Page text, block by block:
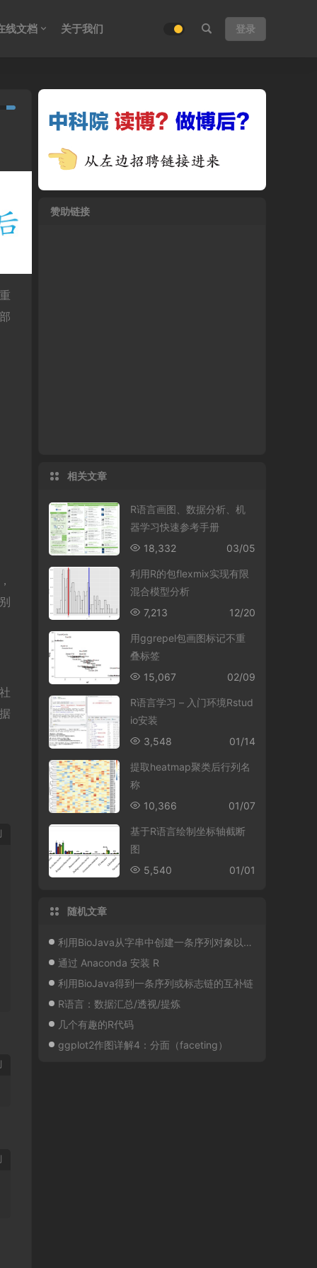
线文档 关于我们 登录
赞助链接
相关文章
R语言画图、数据分析、机
器学习快速参考手册
03/05
18,332
利用R的包flexmix实现有限
混合模型分析
12/20
7,213
用ggrepel包画图标记不重
叠标签
02/09
15,067
R语言学习 – 入门环境Rstud
io安装
01/14
3,548
提取heatmap聚类后行列名
称
01/07
10,366
基于R语言绘制坐标轴截断
图
01/01
5,540
随机文章
利用BioJava从字串中创建一条序列对象以及将其写回一条字串
通过 Anaconda 安装 R
利用BioJava得到一条序列或标志链的互补链
R语言：数据汇总/透视/提炼
几个有趣的R代码
ggplot2作图详解4：分面（faceting）